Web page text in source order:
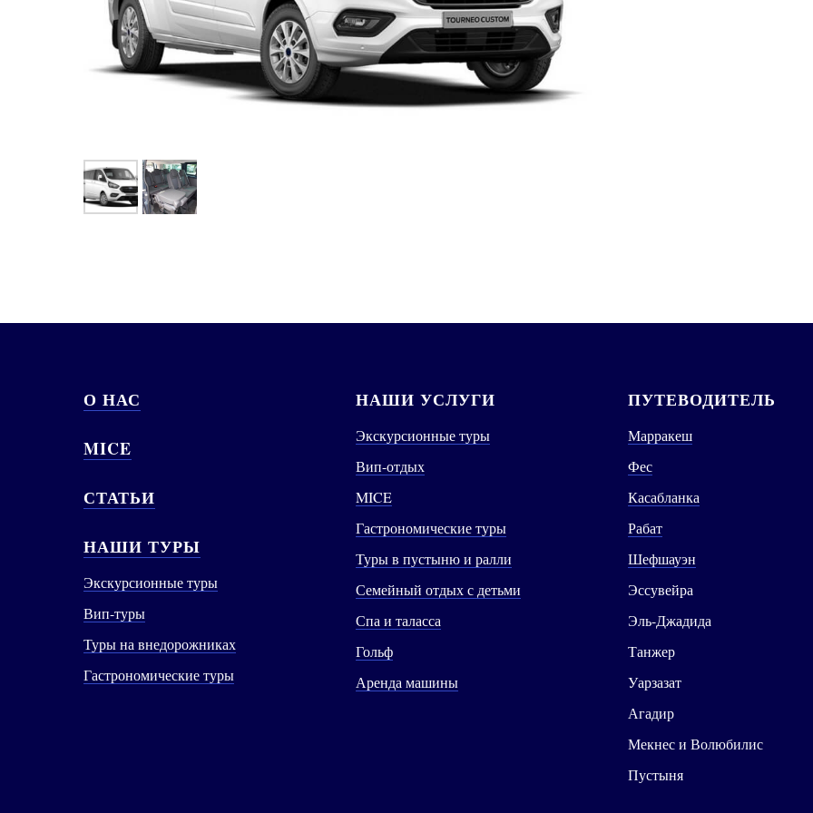
О НАС
MICE
СТАТЬИ
НАШИ ТУРЫ
Экскурсионные туры
Вип-туры
Туры на внедорожниках
Гастрономические туры
НАШИ УСЛУГИ
Экскурсионные туры
Вип-отдых
MICE
Гастрономические туры
Туры в пустыню и ралли
Семейный отдых с детьми
Спа и таласса
Гольф
Аренда машины
ПУТЕВОДИТЕЛЬ
Марракеш
Фес
Касабланка
Рабат
Шефшауэн
Эссувейра
Эль-Джадида
Танжер
Уарзазат
Агадир
Мекнес и Волюбилис
Пустыня